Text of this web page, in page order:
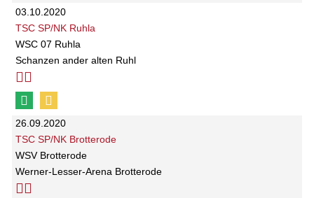
03.10.2020
TSC SP/NK Ruhla
WSC 07 Ruhla
Schanzen ander alten Ruhl
26.09.2020
TSC SP/NK Brotterode
WSV Brotterode
Werner-Lesser-Arena Brotterode